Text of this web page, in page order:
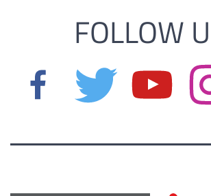
FOLLOW